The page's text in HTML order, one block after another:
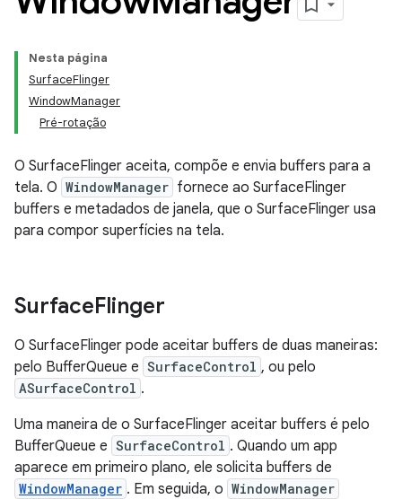
Nesta página
SurfaceFlinger
WindowManager
Pré-rotação
O SurfaceFlinger aceita, compõe e envia buffers para a
tela. O WindowManager fornece ao SurfaceFlinger
buffers e metadados de janela, que o SurfaceFlinger usa
para compor superfícies na tela.
SurfaceFlinger
O SurfaceFlinger pode aceitar buffers de duas maneiras:
pelo BufferQueue e SurfaceControl , ou pelo
ASurfaceControl .
Uma maneira de o SurfaceFlinger aceitar buffers é pelo
BufferQueue e SurfaceControl . Quando um app
aparece em primeiro plano, ele solicita buffers de
WindowManager . Em seguida, o WindowManager